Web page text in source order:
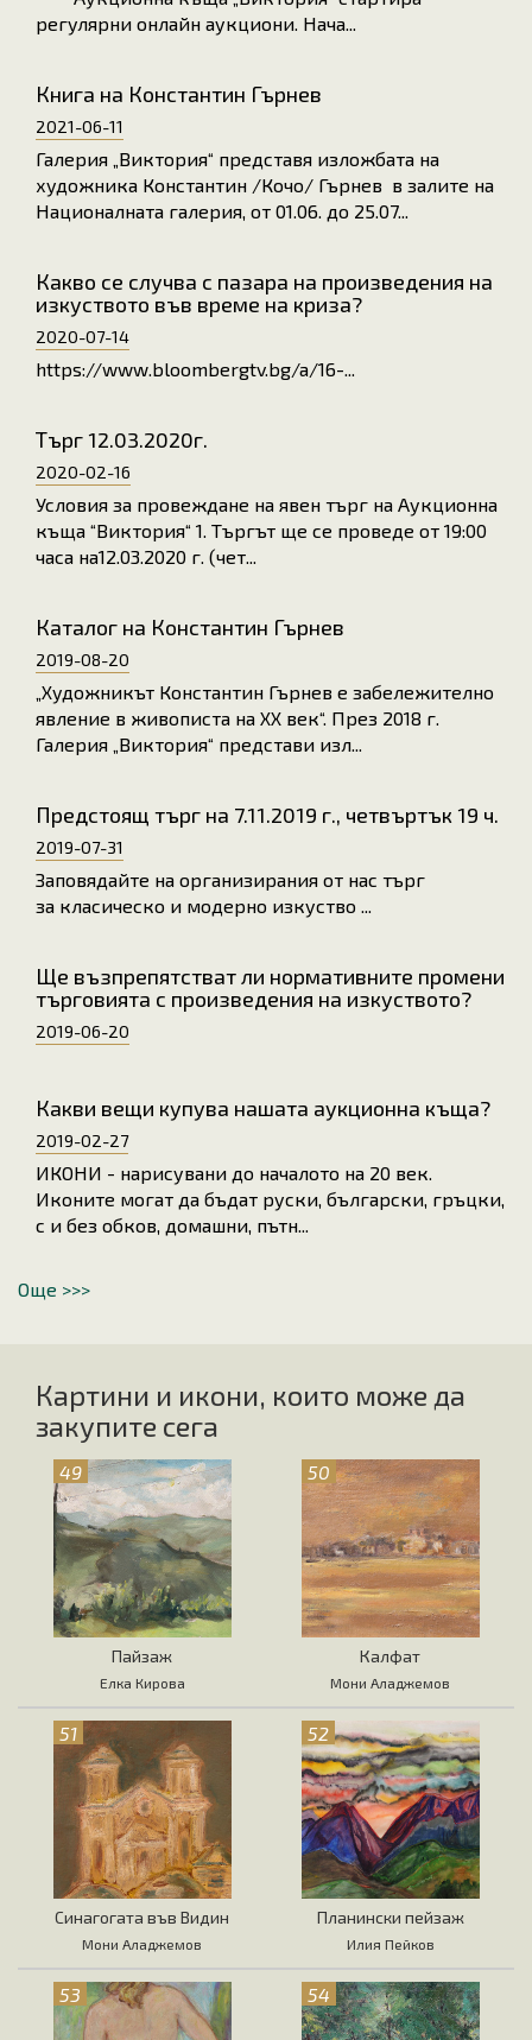
регулярни онлайн аукциони. Нача...
Книга на Константин Гърнев
2021-06-11
Галерия „Виктория“ представя изложбата на
художника Константин /Кочо/ Гърнев в залите на
Националната галерия, от 01.06. до 25.07...
Какво се случва с пазара на произведения на
изкуството във време на криза?
2020-07-14
https://www.bloombergtv.bg/a/16-...
Търг 12.03.2020г.
2020-02-16
Условия за провеждане на явен търг на Аукционна
къща “Виктория“ 1. Търгът ще се проведе от 19:00
часа на12.03.2020 г. (чет...
Каталог на Константин Гърнев
2019-08-20
„Художникът Константин Гърнев е забележително
явление в живописта на ХХ век“. През 2018 г.
Галерия „Виктория“ представи изл...
Предстоящ търг на 7.11.2019 г., четвъртък 19 ч.
2019-07-31
Заповядайте на организирания от нас търг
за класическо и модерно изкуство ...
Ще възпрепятстват ли нормативните промени
търговията с произведения на изкуството?
2019-06-20
Какви вещи купува нашата аукционна къща?
2019-02-27
ИКОНИ - нарисувани до началото на 20 век.
Иконите могат да бъдат руски, български, гръцки,
с и без обков, домашни, пътн...
Още >>>
Картини и икони, които може да
закупите сега
49
Пайзаж
Елка Кирова
50
Калфат
Мони Аладжемов
51
Синагогата във Видин
Мони Аладжемов
52
Планински пейзаж
Илия Пейков
53 54